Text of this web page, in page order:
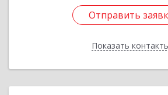
Отправить
Показать
Отправить
Назад